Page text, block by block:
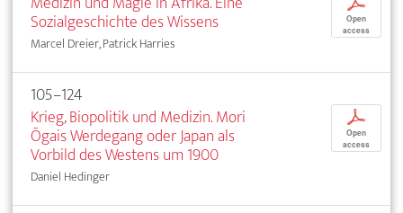
Sozialgeschichte des Wissens
Marcel Dreier, Patrick Harries
Open
access
105–124
Krieg, Biopolitik und Medizin. Mori
Ōgais Werdegang oder Japan als
Vorbild des Westens um 1900
Daniel Hedinger
p
Open
access